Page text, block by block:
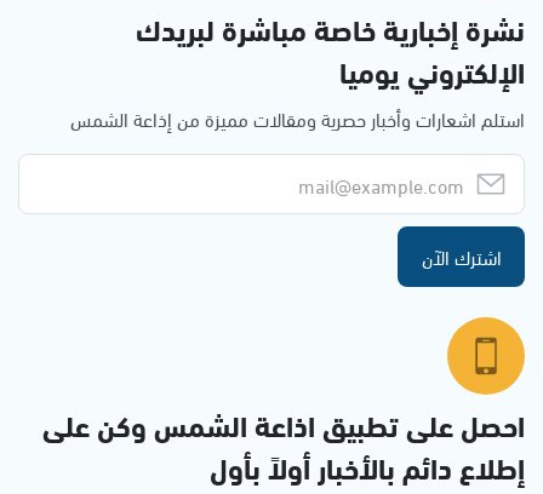
نشرة إخبارية خاصة مباشرة لبريدك
الإلكتروني يوميا
استلم اشعارات وأخبار حصرية ومقالات مميزة من إذاعة الشمس
اشترك الآن
احصل على تطبيق اذاعة الشمس وكن على
إطلاع دائم بالأخبار أولاً بأول